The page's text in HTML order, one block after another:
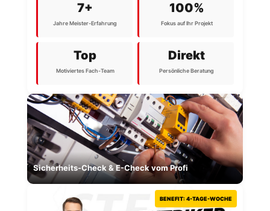
7+
Jahre Meister-Erfahrung
100%
Fokus auf Ihr Projekt
Top
Motiviertes Fach-Team
Direkt
Persönliche Beratung
Sicherheits-Check & E-Check vom Profi
BENEFIT: 4-TAGE-WOCHE